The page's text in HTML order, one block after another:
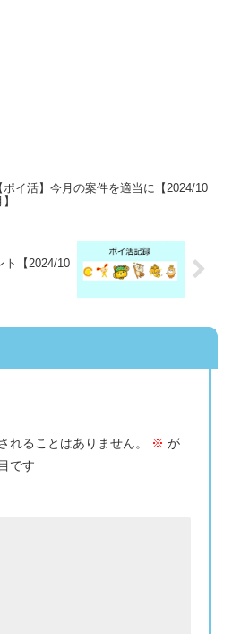
ポイ活】今月の案件を適当に【2024/10
ト【2024/10
れることはありません。 ※ が
です